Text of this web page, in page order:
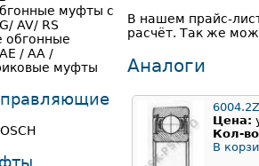
В нашем прайс-
расчёт. Так же
Аналоги
6004.2Z
Цена:
Кол-
В
муфты с
AV/ RS
обгонные
/ AA /
муфты